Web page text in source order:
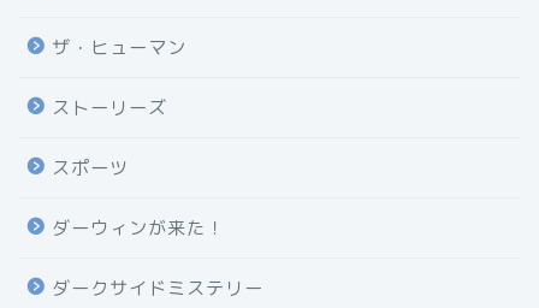
ザ・ヒューマン
ストーリーズ
スポーツ
ダーウィンが来た！
ダークサイドミステリー